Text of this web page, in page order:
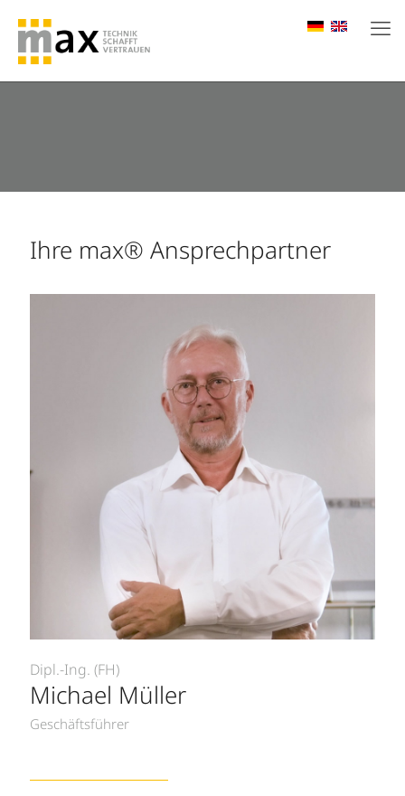
Ihre max® Ansprechpartner
Dipl.-Ing. (FH)
Michael Müller
Geschäftsführer